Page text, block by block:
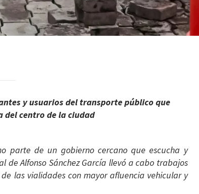
y usuarios del transporte público que
centro de la ciudad
parte de un gobierno cercano que escucha y
Alfonso Sánchez García llevó a cabo trabajos
las vialidades con mayor afluencia vehicular y